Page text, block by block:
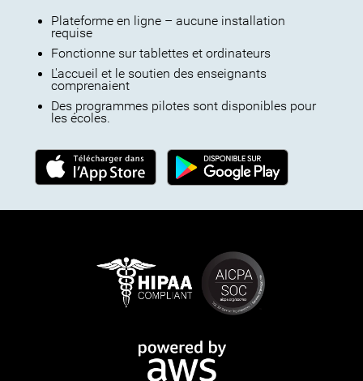
Plateforme en ligne – aucune installation
requise
Fonctionne sur tablettes et ordinateurs
L'accueil et le soutien des enseignants
comprenaient
Des programmes pilotes sont disponibles pour
les écoles.